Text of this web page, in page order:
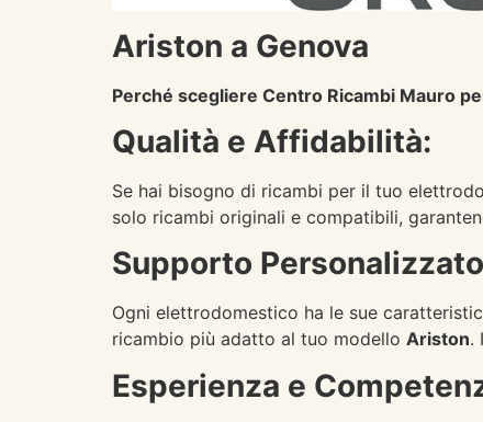
Ariston a Genova
Perché scegliere Centro Ricambi Mauro
Qualità e Affidabilità:
Se hai bisogno di ricambi per il tuo
solo ricambi originali e compatibili,
Supporto
Ogni elettrodomestico ha le sue
ricambio più adatto al tuo modello Ariston.
Esperienza e